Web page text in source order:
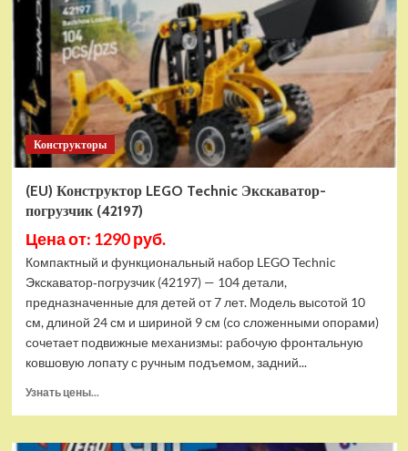
ИГРАЕМ
ВМЕСТЕ
в
кор.2*192шт
ZY501598-
R4
Конструкторы
(EU) Конструктор LEGO Technic Экскаватор-
погрузчик (42197)
Цена от: 1290 руб.
Компактный и функциональный набор LEGO Technic
Экскаватор‑погрузчик (42197) — 104 детали,
предназначенные для детей от 7 лет. Модель высотой 10
см, длиной 24 см и шириной 9 см (со сложенными опорами)
сочетает подвижные механизмы: рабочую фронтальную
ковшовую лопату с ручным подъемом, задний...
Узнать цены...
(EU)